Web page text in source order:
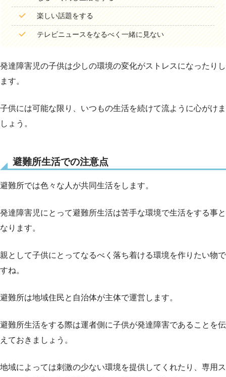
楽しい話題をする
テレビニュースをなるべく一緒に見ない
発達障害児の子供は少しの環境の変化がストレスになったりし
ます。
子供には可能な限り、いつもの生活を続けて流ように心がけま
しょう。
避難所生活での注意点
避難所では色々な人が共同生活をします。
発達障害児にとって避難所生活は苦手な環境で生活をする事と
なります。
親として子供にとってなるべく落ち着ける環境を作りたい物で
すね。
避難所は地域住民と自治体が主体で運営します。
避難所生活をする際は運者側に子供が発達障害であることを伝
えておきましょう。
地域によっては刺激の少ない環境を提供してくれたり、専用ス